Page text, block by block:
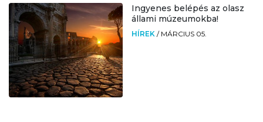
Ingyenes belépés az olasz
állami múzeumokba!
HÍREK / MÁRCIUS 05.